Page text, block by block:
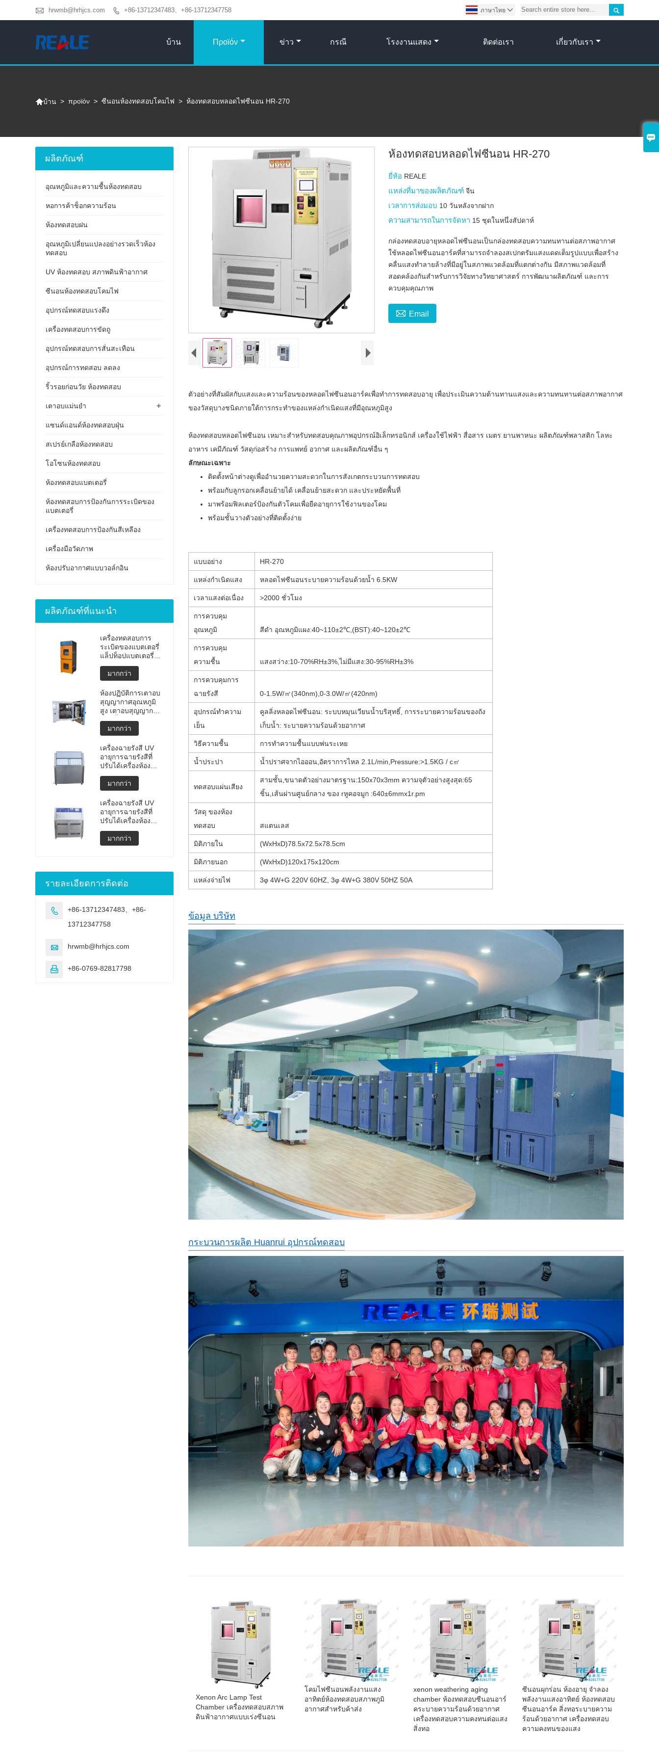

 hrwmb@hrhjcs.com  +86-13712347483、+86-13712347758 
ภาษาไทย 
บ้าน Προϊόν ข่าว กรณี โรงงานแสดง ติดต่อเรา เกี่ยวกับเรา
บ้าน > προϊόν > ซีนอนห้องทดสอบโคมไฟ > ห้องทดสอบหลอดไฟซีนอน HR-270
ห้องทดสอบหลอดไฟซีนอน HR-270
ยี่ห้อ REALE
แหล่งที่มาของผลิตภัณฑ์จีน
เวลาการส่งมอบ 10 วันหลังจากฝาก
ความสามารถในการจัดหา 15 ชุดในหนึ่งสัปดาห์
กล่องทดสอบอายุหลอดไฟซีนอนเป็นกล่องทดสอบความทนทานต่อสภาพอากาศ
ใช้หลอดไฟซีนอนอาร์คที่สามารถจำลองสเปกตรัมแสงแดดเต็มรูปแบบเพื่อสร้าง
คลื่นแสงทำลายล้างที่มีอยู่ในสภาพแวดล้อมที่แตกต่างกัน มีสภาพแวดล้อมที่
สอดคล้องกันสำหรับการวิจัยทางวิทยาศาสตร์ การพัฒนาผลิตภัณฑ์ และการ
ควบคุมคุณภาพ
 Email
ตัวอย่างที่สัมผัสกับแสงและความร้อนของหลอดไฟซีนอนอาร์คเพื่อทำการทดสอบอายุ เพื่อประเมินความต้านทานแสงและความทนทานต่อสภาพอากาศ
ของวัสดุบางชนิดภายใต้การกระทำของแหล่งกำเนิดแสงที่มีอุณหภูมิสูง
ห้องทดสอบหลอดไฟซีนอน เหมาะสำหรับทดสอบคุณภาพอุปกรณ์อิเล็กทรอนิกส์ เครื่องใช้ไฟฟ้า สื่อสาร เมตร ยานพาหนะ ผลิตภัณฑ์พลาสติก โลหะ
อาหาร เคมีภัณฑ์ วัสดุก่อสร้าง การแพทย์ อวกาศ และผลิตภัณฑ์อื่น ๆ
ลักษณะเฉพาะ
ติดตั้งหน้าต่างดูเพื่ออำนวยความสะดวกในการสังเกตกระบวนการทดสอบ
พร้อมกับลูกรอกเคลื่อนย้ายได้ เคลื่อนย้ายสะดวก และประหยัดพื้นที่
มาพร้อมฟิลเตอร์ป้องกันตัวโคมเพื่อยืดอายุการใช้งานของโคม
พร้อมชั้นวางตัวอย่างที่ติดตั้งง่าย
แบบอย่าง HR-270
แหล่งกำเนิดแสง หลอดไฟซีนอนระบายความร้อนด้วยน้ำ 6.5KW
เวลาแสงต่อเนื่อง >2000 ชั่วโมง
การควบคุม
อุณหภูมิ
สีดำ อุณหภูมิแผง:40~110±2℃ (BST):40~120±2℃
การควบคุม
ความชื้น
แสงสว่าง:10-70%RH±3%,ไม่มีแสง:30-95%RH±3%
การควบคุมการ
ฉายรังสี
0-1.5W/㎡(340nm),0-3.0W/㎡(420nm)
อุปกรณ์ทำความ
เย็น
คูลลิ่งหลอดไฟซีนอน: ระบบหมุนเวียนน้ำบริสุทธิ์, การระบายความร้อนของถัง
เก็บน้ำ: ระบายความร้อนด้วยอากาศ
วิธีความชื้น การทำความชื้นแบบพ่นระเหย
น้ำประปา น้ำปราศจากไอออน อัตราการไหล 2.1L/min,Pressure:>1.5KG / c㎡
ทดสอบแผ่นเสียง
สามชั้น ขนาดตัวอย่างมาตรฐาน:150x70x3mm ความจุตัวอย่างสูงสุด:65
ชิ้น เส้นผ่านศูนย์กลาง ของ rหูคอจมูก :640±6mmx1r.pm
วัสดุ ของห้อง
ทดสอบ
สแตนเลส
มิติภายใน (WxHxD)78.5x72.5x78.5cm
มิติภายนอก (WxHxD)120x175x120cm
แหล่งจ่ายไฟ 3φ 4W+G 220V 60HZ, 3φ 4W+G 380V 50HZ 50A
ข้อมูล บริษัท
กระบวนการผลิต Huanrui อุปกรณ์ทดสอบ
Xenon Arc Lamp Test
Chamber เครื่องทดสอบสภาพ
ดินฟ้าอากาศแบบเร่งซีนอน
โคมไฟซีนอนพลังงานแสง
อาทิตย์ห้องทดสอบสภาพภูมิ
อากาศสำหรับค้าส่ง
xenon weathering aging
chamber ห้องทดสอบซีนอนอาร์
คระบายความร้อนด้วยอากาศ
เครื่องทดสอบความคงทนต่อแสง
สิ่งทอ
ซีนอนผุกร่อน ห้องอายุ จำลอง
พลังงานแสงอาทิตย์ ห้องทดสอบ
ซีนอนอาร์ค สิ่งทอระบายความ
ร้อนด้วยอากาศ เครื่องทดสอบ
ความคงทนของแสง
ผลิตภัณฑ์
อุณหภูมิและความชื้นห้องทดสอบ
หอการค้าช็อกความร้อน
ห้องทดสอบฝน
อุณหภูมิเปลี่ยนแปลงอย่างรวดเร็วห้อง
ทดสอบ
UV ห้องทดสอบ สภาพดินฟ้าอากาศ
ซีนอนห้องทดสอบโคมไฟ
อุปกรณ์ทดสอบแรงดึง
เครื่องทดสอบการขัดถู
อุปกรณ์ทดสอบการสั่นสะเทือน
อุปกรณ์การทดสอบ ลดลง
ริ้วรอยก่อนวัย ห้องทดสอบ
+
เตาอบแม่นยำ
แซนด์แอนด์ห้องทดสอบฝุ่น
สเปรย์เกลือห้องทดสอบ
โอโซนห้องทดสอบ
ห้องทดสอบแบตเตอรี่
ห้องทดสอบการป้องกันการระเบิดของ
แบตเตอรี่
เครื่องทดสอบการป้องกันสีเหลือง
เครื่องมือวัดภาพ
ห้องปรับอากาศแบบวอล์กอิน
ผลิตภัณฑ์ที่แนะนำ
เครื่องทดสอบการ
ระเบิดของแบตเตอรี่
แล็ปท็อปแบตเตอรี่
แบบพกพาคุณภาพสูง
การทดสอบการ
ระเบิดของแบตเตอรี่
ลิเธียม เครื่องทดสอบ
การระเบิด เครื่อง
ทดสอบแบตเตอรี่
ราคาผลิต
มากกว่า
ห้องปฏิบัติการเตาอบ
สุญญากาศอุณหภูมิ
สูง เตาอบสุญญากาศ
แบบตั้งโปรแกรมได้
มากกว่า
เครื่องฉายรังสี UV
อายุการฉายรังสีที่
ปรับได้เครื่องห้อง
ทดสอบสภาพอากาศ
UV ห้องอายุ UV เร่ง
การทดสอบสภาพดิน
ฟ้าอากาศ
มากกว่า
เครื่องฉายรังสี UV
อายุการฉายรังสีที่
ปรับได้เครื่องห้อง
ทดสอบสภาพอากาศ
UV ห้องอายุ UV เร่ง
เครื่องทดสอบสภาพ
มากกว่า
รายละเอียดการติดต่อ

+86-13712347483、+86-
13712347758
 hrwmb@hrhjcs.com
 +86-0769-82817798